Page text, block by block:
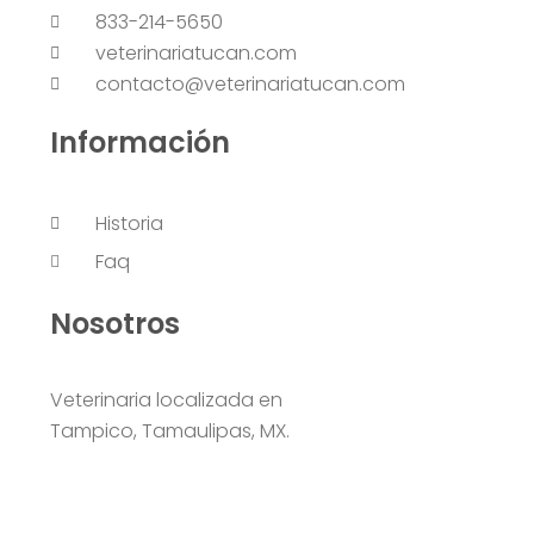
833-214-5650
veterinariatucan.com
contacto@veterinariatucan.com
Información
Historia
Faq
Nosotros
Veterinaria localizada en
Tampico, Tamaulipas, MX.